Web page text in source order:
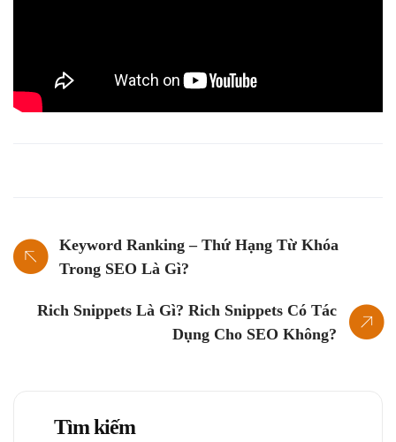
Keyword Ranking – Thứ Hạng Từ Khóa
Trong SEO Là Gì?
Rich Snippets Là Gì? Rich Snippets Có Tác
Dụng Cho SEO Không?
Tìm kiếm